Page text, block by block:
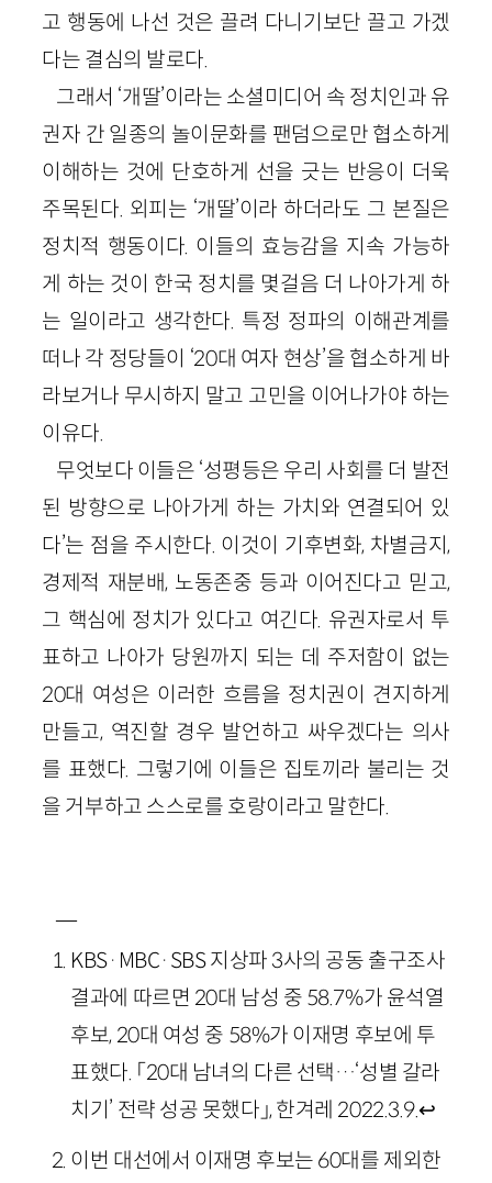
고 행동에 나선 것은 끌려 다니기보단 끌고 가겠
다는 결심의 발로다.
그래서 ‘개딸’이라는 소셜미디어 속 정치인과 유
권자 간 일종의 놀이문화를 팬덤으로만 협소하게
이해하는 것에 단호하게 선을 긋는 반응이 더욱
주목된다. 외피는 ‘개딸’이라 하더라도 그 본질은
정치적 행동이다. 이들의 효능감을 지속 가능하
게 하는 것이 한국 정치를 몇걸음 더 나아가게 하
는 일이라고 생각한다. 특정 정파의 이해관계를
떠나 각 정당들이 ‘20대 여자 현상’을 협소하게 바
라보거나 무시하지 말고 고민을 이어나가야 하는
이유다.
무엇보다 이들은 ‘성평등은 우리 사회를 더 발전
된 방향으로 나아가게 하는 가치와 연결되어 있
다’는 점을 주시한다. 이것이 기후변화, 차별금지,
경제적 재분배, 노동존중 등과 이어진다고 믿고,
그 핵심에 정치가 있다고 여긴다. 유권자로서 투
표하고 나아가 당원까지 되는 데 주저함이 없는
20대 여성은 이러한 흐름을 정치권이 견지하게
만들고, 역진할 경우 발언하고 싸우겠다는 의사
를 표했다. 그렇기에 이들은 집토끼라 불리는 것
을 거부하고 스스로를 호랑이라고 말한다.
―
KBS·MBC·SBS 지상파 3사의 공동 출구조사
결과에 따르면 20대 남성 중 58.7%가 윤석열
후보, 20대 여성 중 58%가 이재명 후보에 투
표했다. 「20대 남녀의 다른 선택…‘성별 갈라
치기’ 전략 성공 못했다」, 한겨레 2022.3.9.↩
이번 대선에서 이재명 후보는 60대를 제외한